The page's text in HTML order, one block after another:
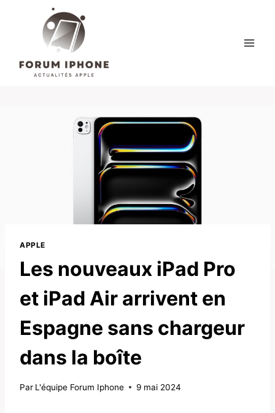
APPLE
Les nouveaux iPad Pro
et iPad Air arrivent en
Espagne sans chargeur
dans la boîte
Par L'équipe Forum Iphone 9 mai 2024